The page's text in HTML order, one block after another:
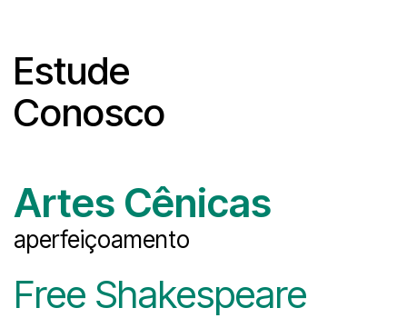
Estude
Conosco
Artes Cênicas
aperfeiçoamento
Free Shakespeare